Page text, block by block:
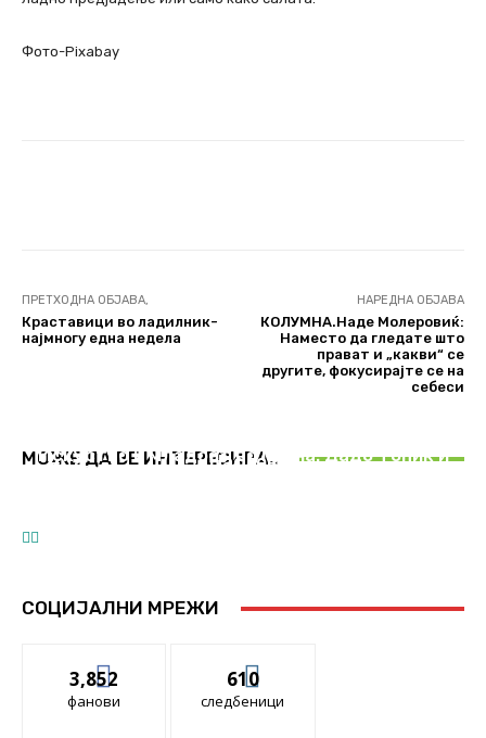
Фото-Pixabay
ПРЕТХОДНА ОБЈАВА,
Краставици во ладилник-
најмногу една недела
НАРЕДНА ОБЈАВА
КОЛУМНА.Наде Молеровиќ:
Наместо да гледате што
прават и „какви“ се
другите, фокусирајте се на
себеси
МОЖЕ ДА ВЕ ИНТЕРЕСИРА..
Наслов
Искуство и младост во песна: Дадо Топиќ и
Голем концерт на „Македонијо во срце те
СОЦИЈАЛНИ МРЕЖИ
3,852
фанови
610
следбеници